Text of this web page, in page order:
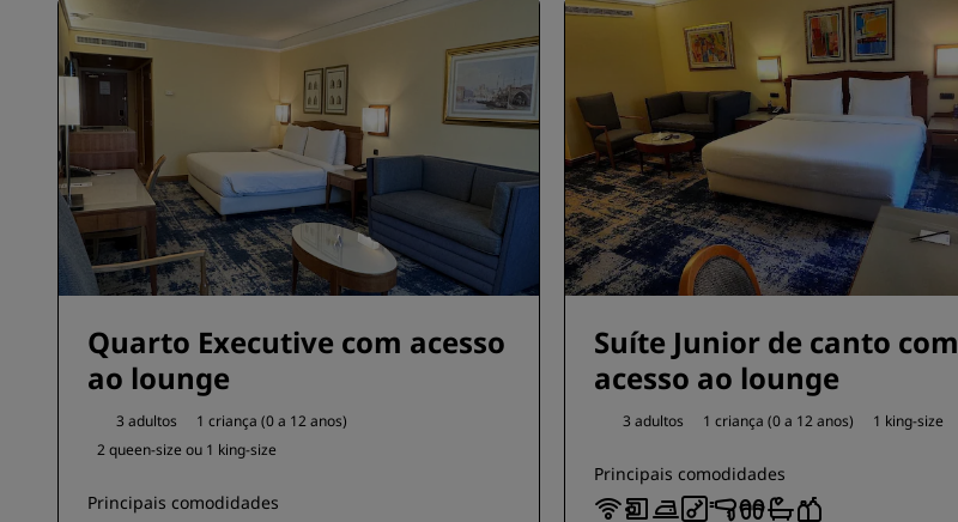
Quarto Executive com acesso
ao lounge
3 adultos
1 criança (0 a 12 anos)
2 queen-size ou 1 king-size
Principais comodidades
Suíte Junior de canto com
acesso ao lounge
3 adultos 1 criança (0 a 12 anos) 1 king-size
Principais comodidades